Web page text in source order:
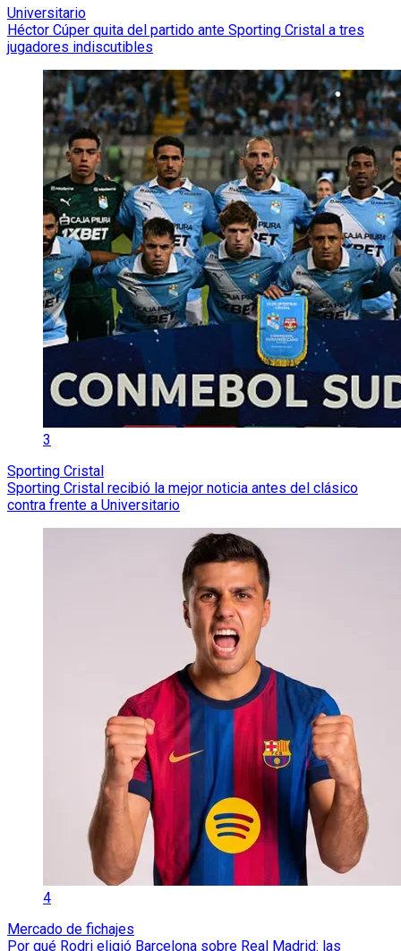
Universitario
Héctor Cúper quita del partido ante Sporting Cristal a tres
jugadores indiscutibles
3
Sporting Cristal
Sporting Cristal recibió la mejor noticia antes del clásico
contra frente a Universitario
4
Mercado de fichajes
Por qué Rodri eligió Barcelona sobre Real Madrid: las